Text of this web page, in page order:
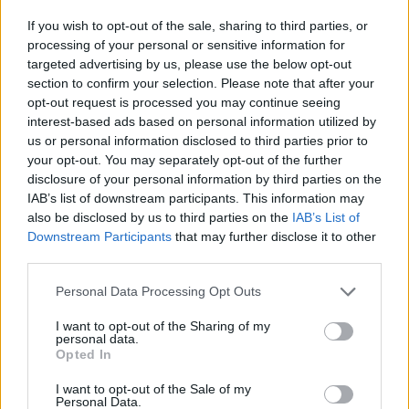
If you wish to opt-out of the sale, sharing to third parties, or
processing of your personal or sensitive information for
targeted advertising by us, please use the below opt-out
section to confirm your selection. Please note that after your
opt-out request is processed you may continue seeing
interest-based ads based on personal information utilized by
us or personal information disclosed to third parties prior to
your opt-out. You may separately opt-out of the further
disclosure of your personal information by third parties on the
IAB’s list of downstream participants. This information may
also be disclosed by us to third parties on the IAB’s List of
Downstream Participants that may further disclose it to other
Personal Data Processing Opt Outs
I want to opt-out of the Sharing of my
personal data.
Opted In
I want to opt-out of the Sale of my
Personal Data.
- στο πετρέλαιο θέρμανσης ο ΕΦΚ αυξάνεται από τα
230 στα 280 ευρώ, από τα 75 λεπτά στα 81 λεπτά
(επιβάρυνση έξι λεπτών ανά λίτρο).
4. Τσιγάρα. Από μισό ευρώ και πάνω αυξάνεται ο
φόρος στο πακέτο, εφόσον αυξηθεί ο αναλογικός
φόρος, από το 20% στο 26% της λιανικής τιμής.
Στον χύμα καπνό ο φόρος αυξάνεται από τα 156 στα
170 ευρώ ανά κιλό, το οποίο μεταφράζεται σε
αύξηση 26 λεπτών ανά 20 γραμμάρια
Ιανουαρίου 2017.
5. Ηλεκτρονικό τσιγάρο: επιβάλλεται ειδικός φόρος
συσκευασία 10 ml θα αυξηθεί κατά 1,24 ευρώ, μαζί